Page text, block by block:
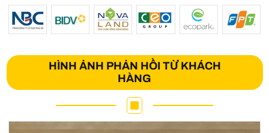
HÌNH ẢNH PHẢN HỒI TỪ KHÁCH
HÀNG